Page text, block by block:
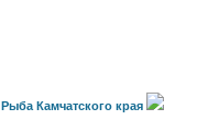
Рыба Камчатского края